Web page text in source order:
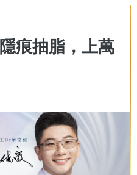
痕抽脂，上萬